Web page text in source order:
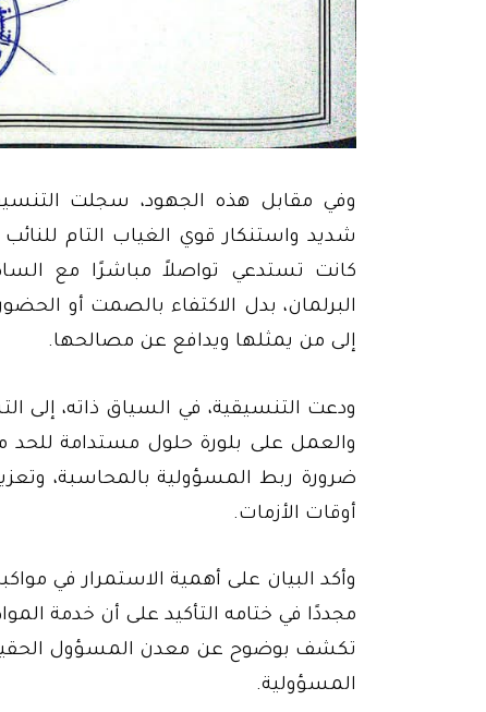
وفي مقابل هذه الجهود، سجلت
شديد واستنكار قوي الغياب التام للنائب
كانت تستدعي تواصلاً مباشرًا مع
البرلمان، بدل الاكتفاء بالصمت أو
إلى من يمثلها ويدافع عن مصالحها.
ودعت التنسيقية، في السياق ذاته، إلى
والعمل على بلورة حلول مستدامة للحد
ضرورة ربط المسؤولية بالمحاسبة،
أوقات الأزمات.
وأكد البيان على أهمية الاستمرار في
مجددًا في ختامه التأكيد على أن خدمة
تكشف بوضوح عن معدن المسؤول
المسؤولية.